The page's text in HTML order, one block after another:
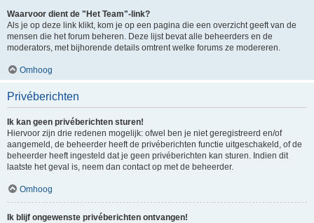
Waarvoor dient de "Het Team"-link?
Als je op deze link klikt, kom je op een pagina die een overzicht geeft van de
mensen die het forum beheren. Deze lijst bevat alle beheerders en de
moderators, met bijhorende details omtrent welke forums ze modereren.
Omhoog
Privéberichten
Ik kan geen privéberichten sturen!
Hiervoor zijn drie redenen mogelijk: ofwel ben je niet geregistreerd en/of
aangemeld, de beheerder heeft de privéberichten functie uitgeschakeld, of de
beheerder heeft ingesteld dat je geen privéberichten kan sturen. Indien dit
laatste het geval is, neem dan contact op met de beheerder.
Omhoog
Ik blijf ongewenste privéberichten ontvangen!